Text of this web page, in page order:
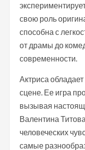
свою роль
способна с
от драмы до
современности.
Актриса
сцене. Ее игра
вызывая
Валентина
человеческих
самые